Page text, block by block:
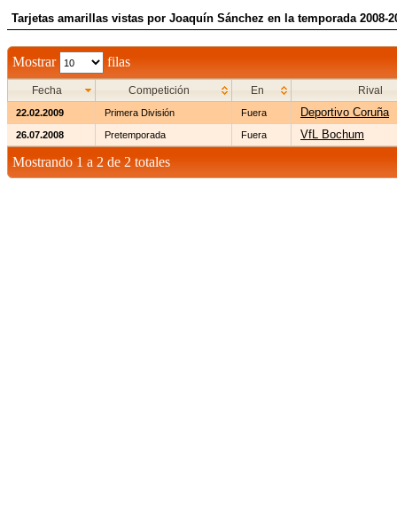
Tarjetas amarillas vistas por Joaquín Sánchez en la temporada 2008-
Mostrar filas
Fecha Competición En Rival
22.02.2009 Primera División Fuera Deportivo Coruña
26.07.2008 Pretemporada Fuera VfL Bochum
Mostrando 1 a 2 de 2 totales